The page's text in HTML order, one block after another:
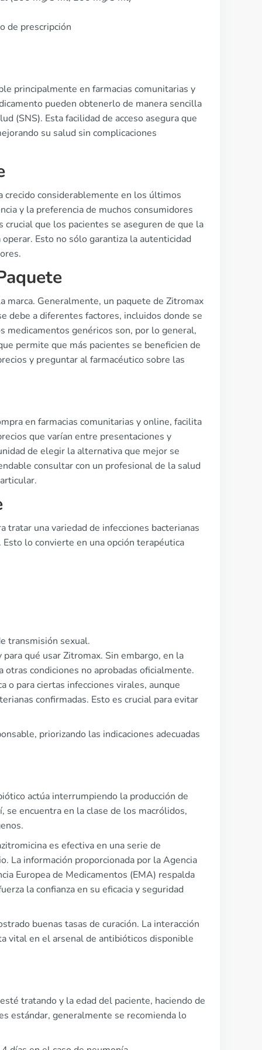
de prescripción
principalmente en farmacias comunitarias y
pueden obtenerlo de manera sencilla
(SNS). Esta facilidad de acceso asegura que
su salud sin complicaciones
crecido considerablemente en los últimos
y la preferencia de muchos consumidores
que los pacientes se aseguren de que la
Esto no sólo garantiza la autenticidad
marca. Generalmente, un paquete de Zitromax
debe a diferentes factores, incluidos donde se
medicamentos genéricos son, por lo general,
permite que más pacientes se beneficien de
y preguntar al farmacéutico sobre las
en farmacias comunitarias y online, facilita
que varían entre presentaciones y
de elegir la alternativa que mejor se
consultar con un profesional de la salud
tratar una variedad de infecciones bacterianas
lo convierte en una opción terapéutica
transmisión sexual.
qué usar Zitromax. Sin embargo, en la
condiciones no aprobadas oficialmente.
o para ciertas infecciones virales, aunque
confirmadas. Esto es crucial para evitar
priorizando las indicaciones adecuadas
actúa interrumpiendo la producción de
encuentra en la clase de los macrólidos,
es efectiva en una serie de
La información proporcionada por la Agencia
Europea de Medicamentos (EMA) respalda
la confianza en su eficacia y seguridad
buenas tasas de curación. La interacción
vital en el arsenal de antibióticos disponible
tratando y la edad del paciente, haciendo de
estándar, generalmente se recomienda lo